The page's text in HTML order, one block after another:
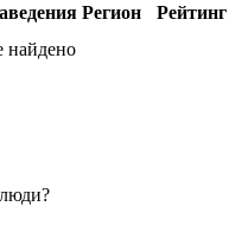
Регион Рейтинг
найдено